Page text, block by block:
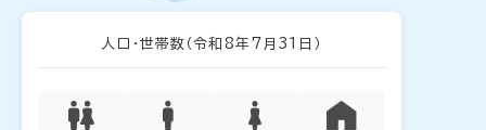
人口・世帯数 （令和8年7月31日）